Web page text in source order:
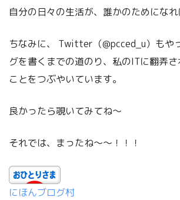
自分の日々の生活が、誰かのためになれ
ちなみに、 Twitter（@pcced_u）もや
グを書くまでの道のり、私のITに翻弄
ことをつぶやいています。
良かったら覗いてみてね〜
それでは、まったね〜〜！！！
にほんブログ村